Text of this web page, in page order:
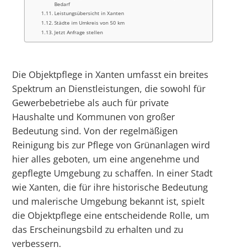
Bedarf
Leistungsübersicht in Xanten
Städte im Umkreis von 50 km
Jetzt Anfrage stellen
Die Objektpflege in Xanten umfasst ein breites
Spektrum an Dienstleistungen, die sowohl für
Gewerbebetriebe als auch für private
Haushalte und Kommunen von großer
Bedeutung sind. Von der regelmäßigen
Reinigung bis zur Pflege von Grünanlagen wird
hier alles geboten, um eine angenehme und
gepflegte Umgebung zu schaffen. In einer Stadt
wie Xanten, die für ihre historische Bedeutung
und malerische Umgebung bekannt ist, spielt
die Objektpflege eine entscheidende Rolle, um
das Erscheinungsbild zu erhalten und zu
verbessern.